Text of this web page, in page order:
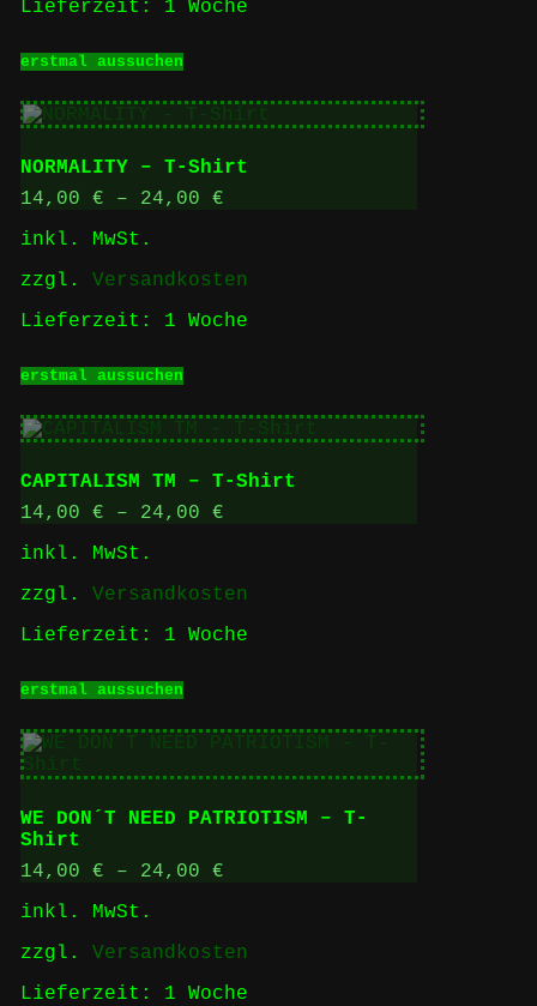
Lieferzeit: 1 Woche
erstmal aussuchenProdukt
mehrere
Varianten
auf.
Die
Optionen
Produktseite
werden
NORMALITY – T-Shirt
14,00 € – 24,00 €
inkl. MwSt.
zzgl. Versandkosten
Lieferzeit: 1 Woche
erstmal aussuchenProdukt
mehrere
Varianten
auf.
Die
Optionen
Produktseite
werden
CAPITALISM TM – T-Shirt
14,00 € – 24,00 €
inkl. MwSt.
zzgl. Versandkosten
Lieferzeit: 1 Woche
erstmal aussuchenProdukt
mehrere
auf.
Optionen
auf
werden
WE DON´T NEED PATRIOTISM – T-
Shirt
14,00 € – 24,00 €
inkl. MwSt.
zzgl. Versandkosten
Lieferzeit: 1 Woche